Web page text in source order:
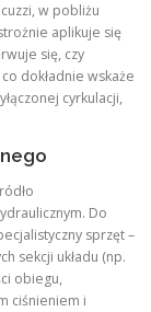
w pobliżu
aplikuje się
się, czy
dokładnie wskaże
cyrkulacji,
Do
sprzęt –
sekcji układu (np.
obiegu,
ciśnieniem i